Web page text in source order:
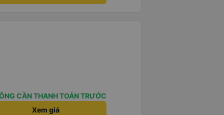
CẦN THANH TOÁN TRƯỚC
Xem giá